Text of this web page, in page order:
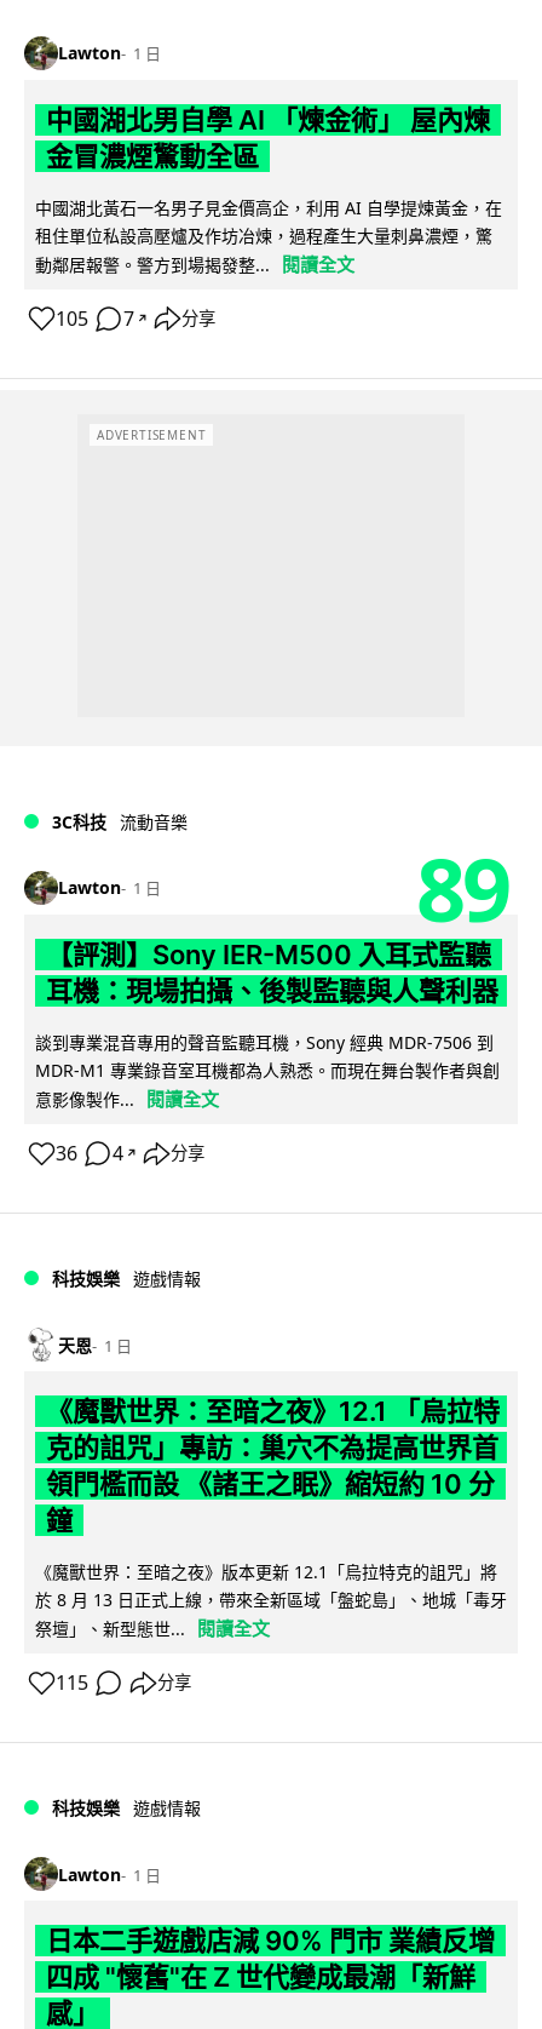
Lawton 1 日
中國湖北男自學 AI 「煉金術」 屋內煉
金冒濃煙驚動全區
中國湖北黃石一名男子見金價高企，利用 AI 自學提煉黃金，在
租住單位私設高壓爐及作坊冶煉，過程產生大量刺鼻濃煙，驚
動鄰居報警。警方到場揭發整...
閱讀全文
105 7 ↗ 分享
ADVERTISEMENT
3C科技 流動音樂
Lawton 1 日 89
【評測】Sony IER-M500 入耳式監聽
耳機：現場拍攝、後製監聽與人聲利器
談到專業混音專用的聲音監聽耳機，Sony 經典 MDR-7506 到
MDR-M1 專業錄音室耳機都為人熟悉。而現在舞台製作者與創
意影像製作...
閱讀全文
36 4 ↗ 分享
科技娛樂 遊戲情報
天恩 1 日
《魔獸世界：至暗之夜》12.1 「烏拉特
克的詛咒」專訪：巢穴不為提高世界首
領門檻而設 《諸王之眠》縮短約 10 分
鐘
《魔獸世界：至暗之夜》版本更新 12.1「烏拉特克的詛咒」將
於 8 月 13 日正式上線，帶來全新區域「盤蛇島」、地城「毒牙
祭壇」、新型態世...
閱讀全文
115 分享
科技娛樂 遊戲情報
Lawton 1 日
日本二手遊戲店減 90% 門市 業績反增
四成 "懷舊"在 Z 世代變成最潮「新鮮
感」